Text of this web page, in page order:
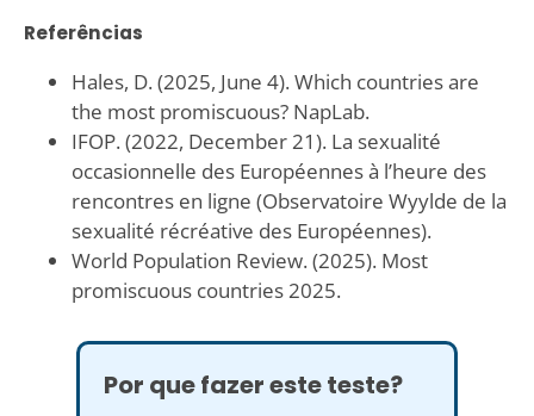
Referências
Hales, D. (2025, June 4). Which countries are
the most promiscuous? NapLab.
IFOP. (2022, December 21). La sexualité
occasionnelle des Européennes à l’heure des
rencontres en ligne (Observatoire Wyylde de la
sexualité récréative des Européennes).
World Population Review. (2025). Most
promiscuous countries 2025.
Por que fazer este teste?